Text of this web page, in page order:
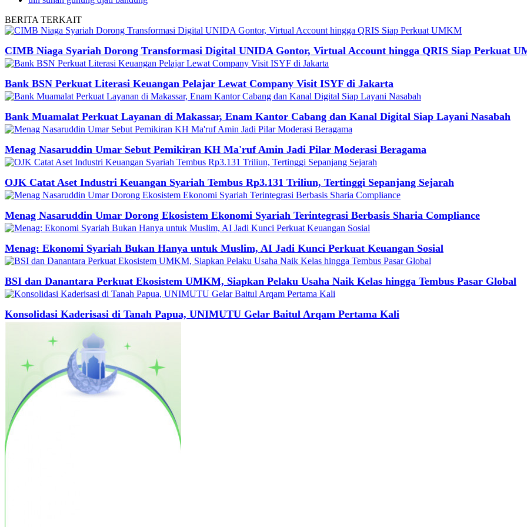
BERITA TERKAIT
CIMB Niaga Syariah Dorong Transformasi Digital UNIDA Gontor, Virtual Account hingga QRIS Siap Perkuat
Bank BSN Perkuat Literasi Keuangan Pelajar Lewat Company Visit ISYF di Jakarta
Bank Muamalat Perkuat Layanan di Makassar, Enam Kantor Cabang dan Kanal Digital Siap Layani Nasabah
Menag Nasaruddin Umar Sebut Pemikiran KH Ma'ruf Amin Jadi Pilar Moderasi Beragama
OJK Catat Aset Industri Keuangan Syariah Tembus Rp3.131 Triliun, Tertinggi Sepanjang Sejarah
Menag Nasaruddin Umar Dorong Ekosistem Ekonomi Syariah Terintegrasi Berbasis Sharia Compliance
Menag: Ekonomi Syariah Bukan Hanya untuk Muslim, AI Jadi Kunci Perkuat Keuangan Sosial
BSI dan Danantara Perkuat Ekosistem UMKM, Siapkan Pelaku Usaha Naik Kelas hingga Tembus Pasar Global
Konsolidasi Kaderisasi di Tanah Papua, UNIMUTU Gelar Baitul Arqam Pertama Kali